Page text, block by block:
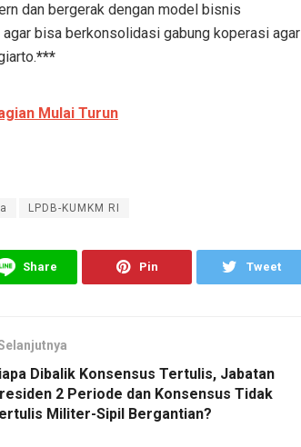
dan bergerak dengan model bisnis
bisa berkonsolidasi gabung koperasi agar
***
Mulai Turun
LPDB-KUMKM RI
Share Pin Tweet
Dibalik Konsensus Tertulis, Jabatan
2 Periode dan Konsensus Tidak
Militer-Sipil Bergantian?